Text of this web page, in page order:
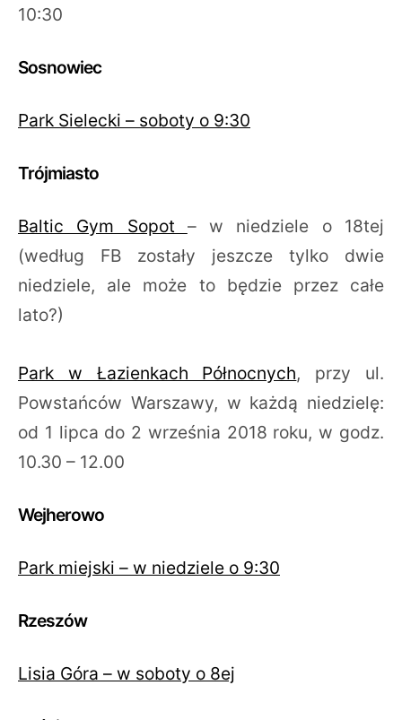
10:30
Sosnowiec
Park Sielecki – soboty o 9:30
Trójmiasto
Baltic Gym Sopot – w niedziele o 18tej
(według FB zostały jeszcze tylko dwie
niedziele, ale może to będzie przez całe
lato?)
Park w Łazienkach Północnych, przy ul.
Powstańców Warszawy, w każdą niedzielę:
od 1 lipca do 2 września 2018 roku, w godz.
10.30 – 12.00
Wejherowo
Park miejski – w niedziele o 9:30
Rzeszów
Lisia Góra – w soboty o 8ej